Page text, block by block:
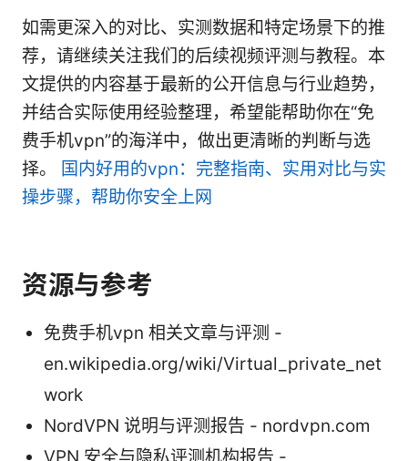
如需更深入的对比、实测数据和特定场景下的推
荐，请继续关注我们的后续视频评测与教程。本
文提供的内容基于最新的公开信息与行业趋势，
并结合实际使用经验整理，希望能帮助你在“免
费手机vpn”的海洋中，做出更清晰的判断与选
择。
国内好用的vpn：完整指南、实用对比与实
操步骤，帮助你安全上网
资源与参考
免费手机vpn 相关文章与评测 -
en.wikipedia.org/wiki/Virtual_private_net
work
NordVPN 说明与评测报告 - nordvpn.com
VPN 安全与隐私评测机构报告 -